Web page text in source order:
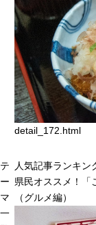
detail_172.html
テ
ー
マ
一
人気記事ランキン
県民オススメ！「
（グルメ編）